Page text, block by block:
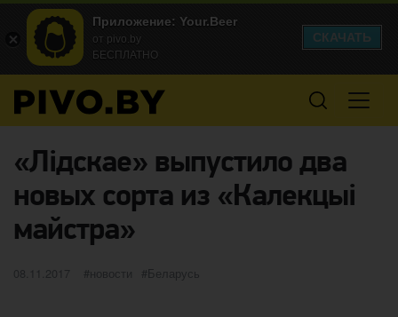
«Лідскае» выпустило два
новых сорта из «Калекцыі
майстра»
Опубликовано
08.11.2017 категории
новости Метки
Беларусь
Приложение: Your.Beer
от pivo.by
БЕСПЛАТНО
СКАЧАТЬ